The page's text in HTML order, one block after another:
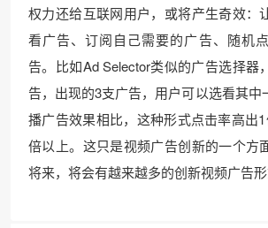
权力还给互联网用户，或将产生奇效：
看广告、订阅自己需要的广告、随机
告。比如Ad Selector类似的广告选择器
告，出现的3支广告，用户可以选看其中
播广告效果相比，这种形式点击率高出
倍以上。这只是视频广告创新的一个方
将来，将会有越来越多的创新视频广告形